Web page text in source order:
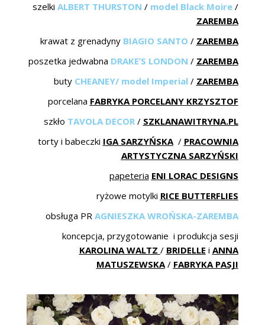
szelki ALBERT THURSTON / model Black Moire/
ZAREMBA
krawat z grenadyny BIAGIO SANTO / ZAREMBA
poszetka jedwabna DRAKE’S LONDON / ZAREMBA
buty CHEANEY/ model Imperial/ ZAREMBA
porcelana FABRYKA PORCELANY KRZYSZTOF
szkło TAVOLA DECOR/ SZKLANAWITRYNA.PL
torty i babeczki IGA SARZYŃSKA/ PRACOWNIA
ARTYSTYCZNA SARZYŃSKI
papeteria ENI LORAC DESIGNS
ryżowe motylki RICE BUTTERFLIES
obsługa PR AGNIESZKA WROŃSKA-ZAREMBA
koncepcja, przygotowanie i produkcja sesji
KAROLINA WALTZ / BRIDELLE i ANNA
MATUSZEWSKA/ FABRYKA PASJI